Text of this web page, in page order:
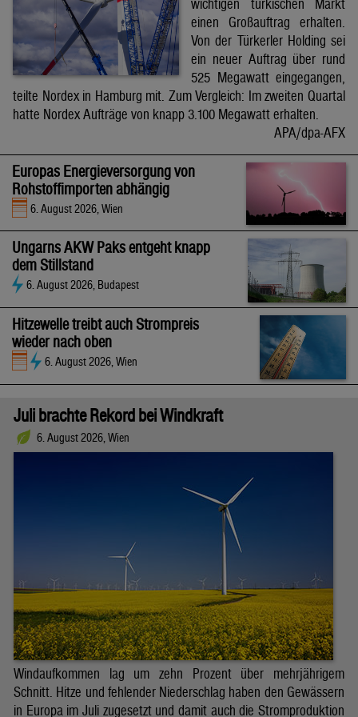
wichtigen türkischen Markt
einen Großauftrag erhalten.
Von der Türkerler Holding sei
ein neuer Auftrag über rund
525 Megawatt eingegangen,
teilte Nordex in Hamburg mit. Zum Vergleich: Im zweiten Quartal
hatte Nordex Aufträge von knapp 3.100 Megawatt erhalten.
APA/dpa-AFX
Europas Energieversorgung von
Rohstoffimporten abhängig
6. August 2026, Wien
Ungarns AKW Paks entgeht knapp
dem Stillstand
6. August 2026, Budapest
Hitzewelle treibt auch Strompreis
wieder nach oben
6. August 2026, Wien
Juli brachte Rekord bei Windkraft
6. August 2026, Wien
Windaufkommen lag um zehn Prozent über mehrjährigem
Schnitt. Hitze und fehlender Niederschlag haben den Gewässern
in Europa im Juli zugesetzt und damit auch die Stromproduktion